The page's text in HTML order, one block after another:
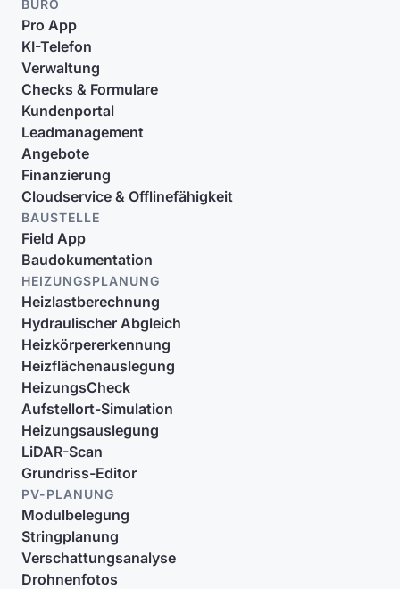
BÜRO
Pro App
KI-Telefon
Verwaltung
Checks & Formulare
Kundenportal
Leadmanagement
Angebote
Finanzierung
Cloudservice & Offlinefähigkeit
BAUSTELLE
Field App
Baudokumentation
HEIZUNGSPLANUNG
Heizlastberechnung
Hydraulischer Abgleich
Heizkörpererkennung
Heizflächenauslegung
HeizungsCheck
Aufstellort-Simulation
Heizungsauslegung
LiDAR-Scan
Grundriss-Editor
PV-PLANUNG
Modulbelegung
Stringplanung
Verschattungsanalyse
Drohnenfotos